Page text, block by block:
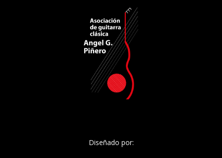
Diseñado por: